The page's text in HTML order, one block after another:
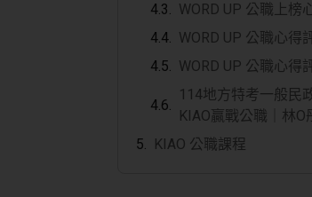
WORD UP 公職上
WORD UP 公職心得
WORD UP 公職心得
114地方特考一般民
KIAO贏戰公職｜林O
KIAO 公職課程